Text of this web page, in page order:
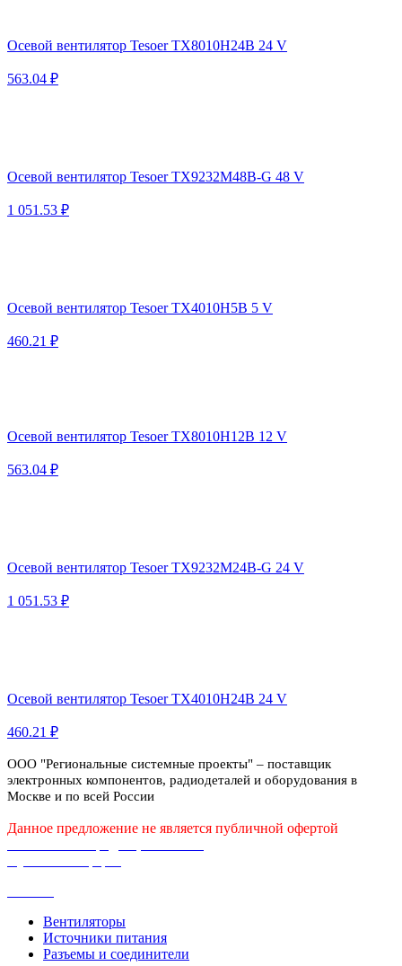
Осевой вентилятор Tesoer TX8010H24B 24 V
563.04 ₽
Осевой вентилятор Tesoer TX9232M48B-G 48 V
1 051.53 ₽
Осевой вентилятор Tesoer TX4010H5B 5 V
460.21 ₽
Осевой вентилятор Tesoer TX8010H12B 12 V
563.04 ₽
Осевой вентилятор Tesoer TX9232M24B-G 24 V
1 051.53 ₽
Осевой вентилятор Tesoer TX4010H24B 24 V
460.21 ₽
ООО "Региональные системные проекты" – поставщик
электронных компонентов, радиодеталей и оборудования в
Москве и по всей России
Данное предложение не является публичной офертой
Вентиляторы
Источники питания
Разъемы и соединители